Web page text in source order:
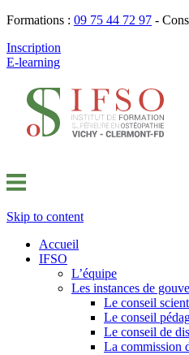
Formations : 09 75 44 72 97 -
Inscription
E-learning
Skip to content
Accueil
IFSO
L’équipe
Les instances de
Le conseil
Le conseil
Le conseil de
La commission